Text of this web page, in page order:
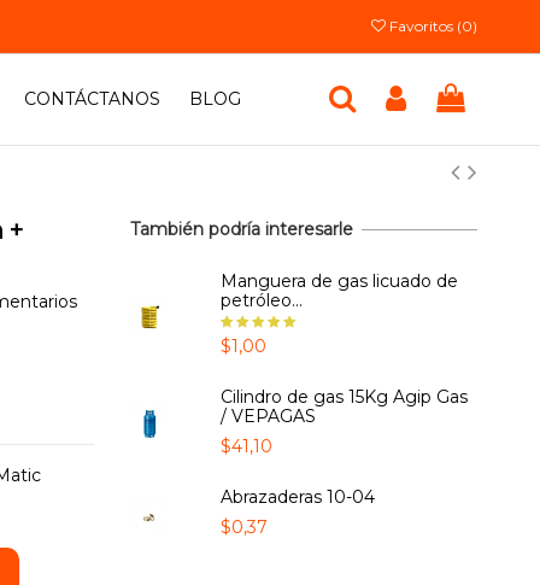
Favoritos (0)
CONTÁCTANOS BLOG
+
También podría interesarle
Manguera de gas licuado de
petróleo...
$1,00
Cilindro de gas 15Kg Agip Gas
/ VEPAGAS
$41,10
Abrazaderas 10-04
$0,37